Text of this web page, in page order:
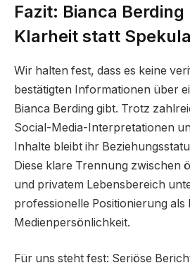
Fazit: Bianca Berding
Klarheit statt
Wir halten fest, dass es keine
bestätigten Informationen über
Bianca Berding gibt. Trotz
Social-Media-Interpretationen
Inhalte bleibt ihr
Diese klare Trennung zwischen
und privatem Lebensbereich
professionelle Positionierung
Medienpersönlichkeit.
Für uns steht fest: Seriöse